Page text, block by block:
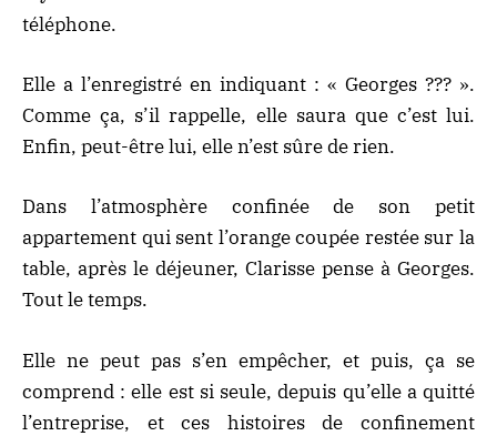
téléphone.
Elle a l’enregistré en indiquant : « Georges ??? ».
Comme ça, s’il rappelle, elle saura que c’est lui.
Enfin, peut-être lui, elle n’est sûre de rien.
Dans l’atmosphère confinée de son petit
appartement qui sent l’orange coupée restée sur la
table, après le déjeuner, Clarisse pense à Georges.
Tout le temps.
Elle ne peut pas s’en empêcher, et puis, ça se
comprend : elle est si seule, depuis qu’elle a quitté
l’entreprise, et ces histoires de confinement